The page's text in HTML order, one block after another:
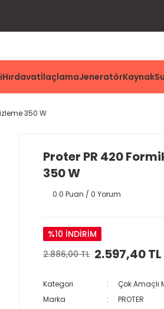
HırdavatİlaçlamaJeneratörKaynak
350 W
Proter PR 420
350 W
0.0 Puan / 0 Yorum
%10 İNDİRİM
2.886,00 TL 2.597,40 TL
Kategori
Çok Amaçlı
Marka
PROTER